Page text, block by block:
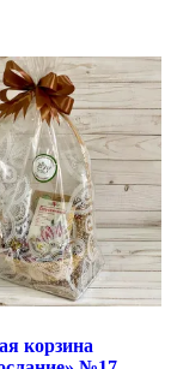
корзина